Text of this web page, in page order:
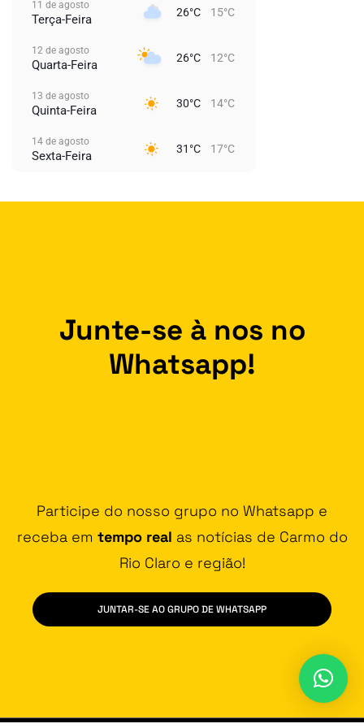
11 de agosto
Terça-Feira 26°C 15°C
12 de agosto
Quarta-Feira 26°C 12°C
13 de agosto
Quinta-Feira 30°C 14°C
14 de agosto
Sexta-Feira 31°C 17°C
Junte-se à nos no
Whatsapp!
Participe do nosso grupo no Whatsapp e
receba em tempo real as notícias de Carmo do
Rio Claro e região!
JUNTAR-SE AO GRUPO DE WHATSAPP